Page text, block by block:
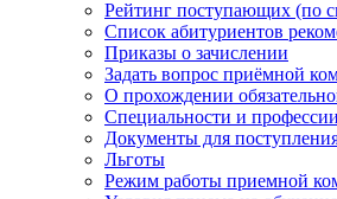
Рейтинг поступающих (по
Список абитуриентов
Приказы о зачислении
Задать вопрос приёмной
О прохождении
Специальности и профессии
Документы для
Льготы
Режим работы приемной